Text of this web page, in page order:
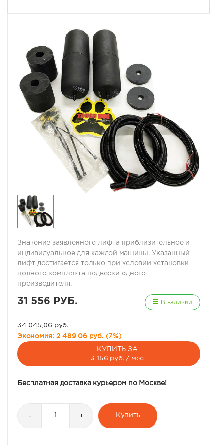
Значение заявленного лифта приблизительное и
индивидуальное для каждой машины. Указанный
лифт достигается только при условии установки
полного комплекта подвески одного
производителя.
31 556 РУБ. В наличии
34 045,06 руб.
Экономия: 2 489,06 руб. (7%)
КУПИТЬ ЗА
3 156 руб. / мес
Бесплатная доставка курьером по Москве!
- + Купить